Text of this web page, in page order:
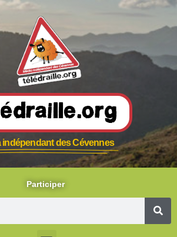
indépendant des Cévennes
Participer